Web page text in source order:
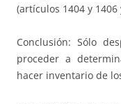
(artículos 1404 y
Conclusión: Sólo
proceder a
hacer inventario de